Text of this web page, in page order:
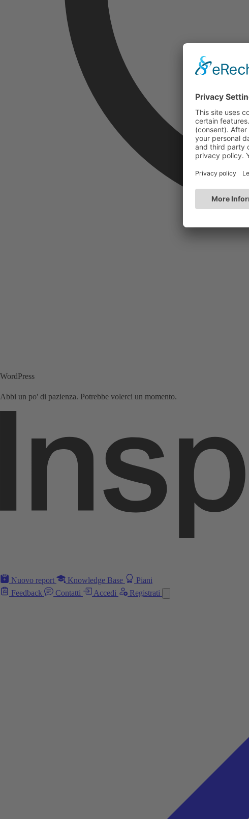
WordPress
Abbi un po' di pazienza. Potrebbe volerci un momento.
Nuovo report Knowledge Base
Piani
Feedback
Contatti Accedi Registrati